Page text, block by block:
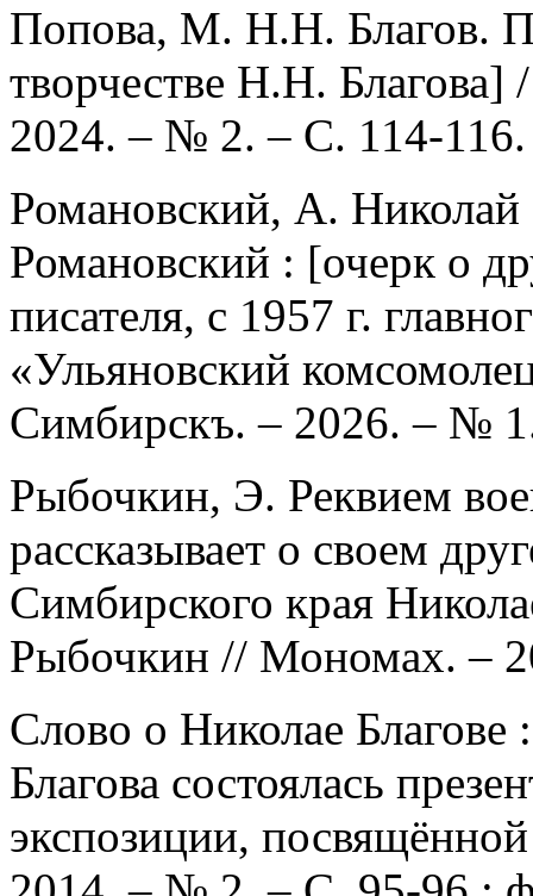
Попова, М. Н.Н. Благов.
творчестве Н.Н.
2024. – № 2. – С. 114-116.
Романовский, А. Николай
Романовский : [очерк о
писателя, с 1957 г.
«Ульяновский
Симбирскъ. – 2026. – №
Рыбочкин, Э. Реквием
рассказывает о своем
Симбирского края
Рыбочкин // Мономах. –
Слово о Николае
Благова состоялась
экспозиции,